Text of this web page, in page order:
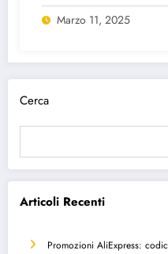
Marzo 11, 2025
Cerca
Articoli Recenti
Promozioni AliExpress: